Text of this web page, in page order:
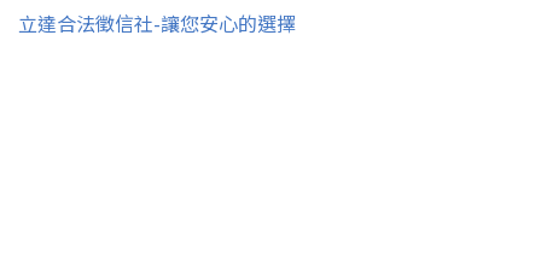
立達合法徵信社-讓您安心的選擇